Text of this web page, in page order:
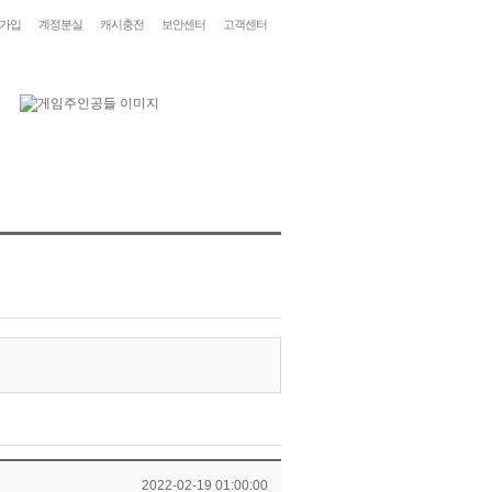
입 계정분실 캐시충전 보안센터 고객센터
2022-02-19 01:00:00